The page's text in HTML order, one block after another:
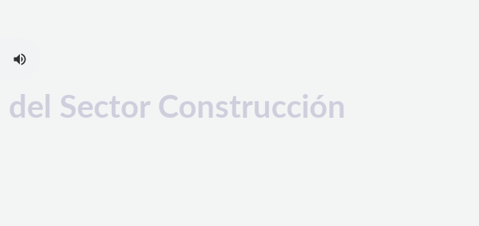
del Sector Construcción